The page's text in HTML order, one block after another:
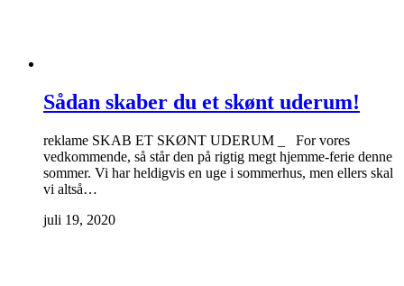
Sådan skaber du et skønt uderum!
reklame SKAB ET SKØNT UDERUM _ For vores
vedkommende, så står den på rigtig megt hjemme-ferie denne
sommer. Vi har heldigvis en uge i sommerhus, men ellers skal
vi altså…
juli 19, 2020